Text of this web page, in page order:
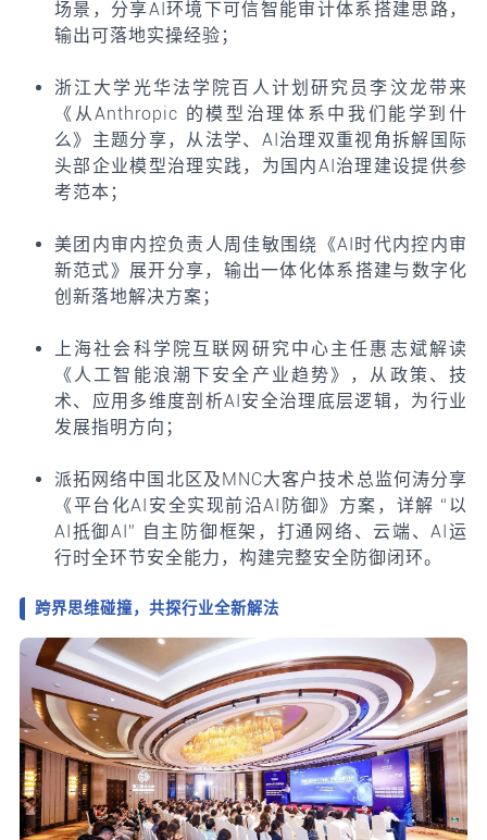
场景，分享AI环境下可信智能审计体系搭建思路，
输出可落地实操经验；
浙江大学光华法学院百人计划研究员李汶龙带来
《从Anthropic 的模型治理体系中我们能学到什
么》主题分享，从法学、AI治理双重视角拆解国际
头部企业模型治理实践，为国内AI治理建设提供参
考范本；
美团内审内控负责人周佳敏围绕《AI时代内控内审
新范式》展开分享，输出一体化体系搭建与数字化
创新落地解决方案；
上海社会科学院互联网研究中心主任惠志斌解读
《人工智能浪潮下安全产业趋势》，从政策、技
术、应用多维度剖析AI安全治理底层逻辑，为行业
发展指明方向；
派拓网络中国北区及MNC大客户技术总监何涛分享
《平台化AI安全实现前沿AI防御》方案，详解 “以
AI抵御AI” 自主防御框架，打通网络、云端、AI运
行时全环节安全能力，构建完整安全防御闭环。
跨界思维碰撞，共探行业全新解法